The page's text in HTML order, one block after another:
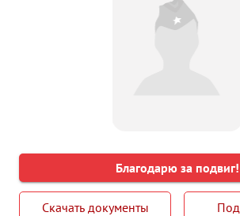
Благодарю за подвиг!
Скачать документы